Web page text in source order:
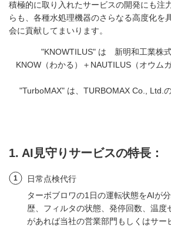
積極的に取り入れたサービスの開発にも注
らも、各種水処理機器のさらなる高度化を
会に貢献してまいります。
"KNOWTILUS" は 新明和工業株式
KNOW（わかる）＋NAUTILUS（オウム
"TurboMAX" は、TURBOMAX Co., Ltd.
1. AI見守りサービスの特長：
1
日常点検代行
ターボブロワの1日の運転状態をAIが
歴、フィルタの状態、発停回数、温度
があれば当社の営業部門もしくはサー